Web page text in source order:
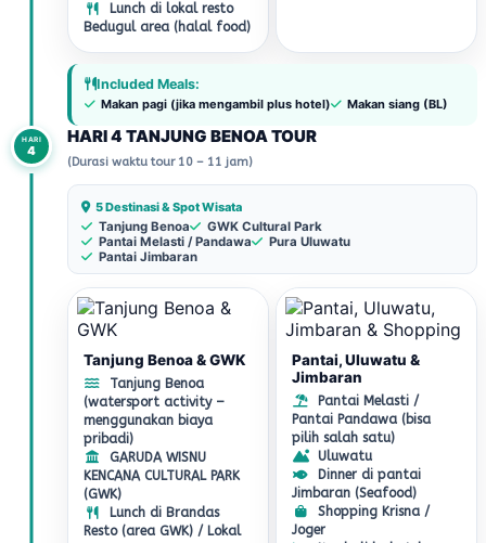
Lunch di lokal resto
Bedugul area (halal food)
Included Meals:
Makan pagi (jika mengambil plus hotel) Makan siang (BL)
HARI
4
HARI 4 TANJUNG BENOA TOUR
(Durasi waktu tour 10 – 11 jam)
5 Destinasi & Spot Wisata
Tanjung Benoa
GWK Cultural Park
Pantai Melasti / Pandawa
Pura Uluwatu
Pantai Jimbaran
Tanjung Benoa & GWK
Tanjung Benoa
(watersport activity –
menggunakan biaya
pribadi)
GARUDA WISNU
KENCANA CULTURAL PARK
(GWK)
Lunch di Brandas
Resto (area GWK) / Lokal
Pantai, Uluwatu &
Jimbaran
Pantai Melasti /
Pantai Pandawa (bisa
pilih salah satu)
Uluwatu
Dinner di pantai
Jimbaran (Seafood)
Shopping Krisna /
Joger